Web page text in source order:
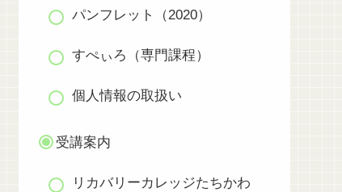
パンフレット（2020）
すぺぃろ（専門課程）
個人情報の取扱い
受講案内
リカバリーカレッジたちかわ